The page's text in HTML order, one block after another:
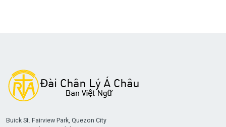
Buick St. Fairview Park, Quezon City